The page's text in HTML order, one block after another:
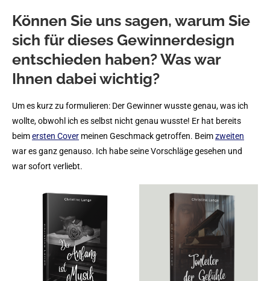
Können Sie uns sagen, warum Sie
sich für dieses Gewinnerdesign
entschieden haben? Was war
Ihnen dabei wichtig?
Um es kurz zu formulieren: Der Gewinner wusste genau, was ich
wollte, obwohl ich es selbst nicht genau wusste! Er hat bereits
beimersten Cover meinen Geschmack getroffen. Beimzweiten
war es ganz genauso. Ich habe seine Vorschläge gesehen und
war sofort verliebt.